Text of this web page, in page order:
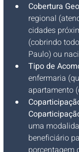
Cobertura
regional
cidades
(cobrindo
Paulo) ou
Tipo de
enfermaria
apartamento
uma
beneficiário